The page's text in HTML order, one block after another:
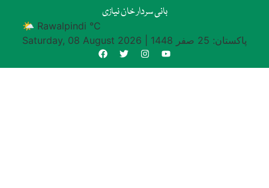
بانی سردار خان نیازی
🌤 Rawalpindi °C
Saturday, 08 August 2026
پاکستان: 25 صفر 1448